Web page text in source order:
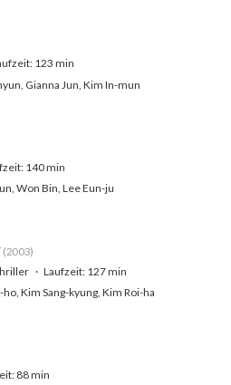
123 min
Gianna Jun, Kim In-mun
140 min
Won Bin, Lee Eun-ju
(2003)
Laufzeit: 127 min
ho, Kim Sang-kyung, Kim Roi-ha
88 min